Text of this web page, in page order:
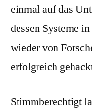
einmal auf das
dessen Systeme
wieder von
erfolgreich
Stimmberechtigt